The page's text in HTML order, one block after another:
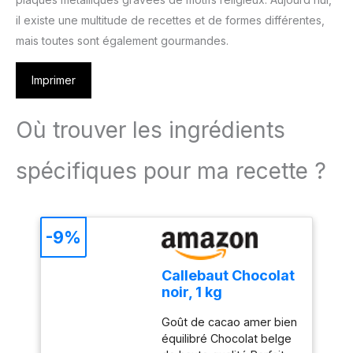
il existe une multitude de recettes et de formes différentes,
mais toutes sont également gourmandes.
Imprimer
Où trouver les ingrédients
spécifiques pour ma recette ?
Callebaut Chocolat
noir, 1 kg
Goût de cacao amer bien
équilibré Chocolat belge
-9%